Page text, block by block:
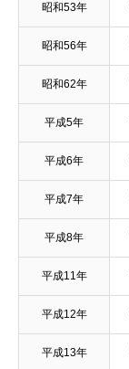
昭和53年
昭和56年
昭和62年
平成5年
平成6年
平成7年
平成8年
平成11年
平成12年
平成13年